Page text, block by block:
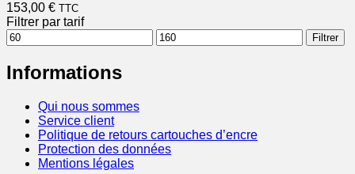
153,00 € TTC
Filtrer par tarif
Prix
min
Prix
max
Filtrer
Informations
Qui nous sommes
Service client
Politique de retours cartouches d’encre
Protection des données
Mentions légales